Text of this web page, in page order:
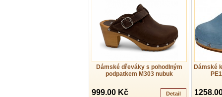
Dámské dřeváky s pohodlným
podpatkem M303 nubuk
999.00 Kč Detail
Dámské